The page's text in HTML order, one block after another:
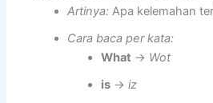
Artinya: Apa kelemahan
Cara baca per kata:
What → Wot
is →iz